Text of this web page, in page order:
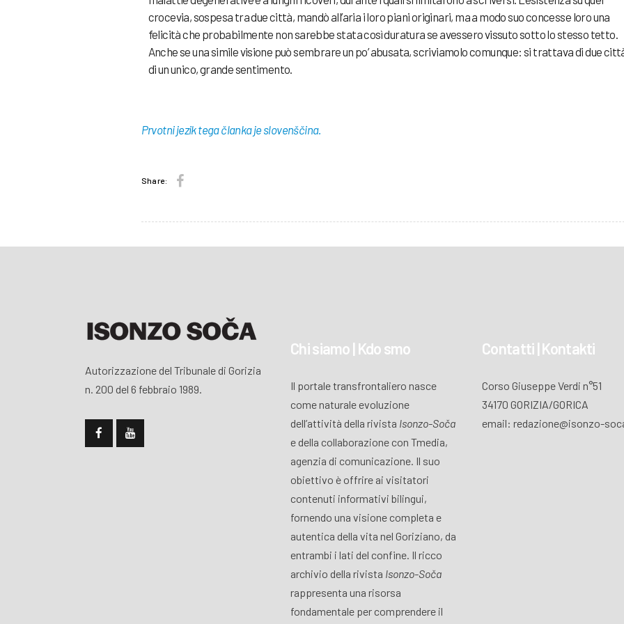
crocevia, sospesa tra due città, mandò all’aria i loro piani originari, ma a modo suo concesse loro una
felicità che probabilmente non sarebbe stata così duratura se avessero vissuto sotto lo stesso tetto.
Anche se una simile visione può sembrare un po’ abusata, scriviamolo comunque: si trattava di due
di un unico, grande sentimento.
Prvotni jezik tega članka je slovenščina.
Share:
Autorizzazione del Tribunale di Gorizia
n. 200 del 6 febbraio 1989.
Chi siamo | Kdo smo
Il portale transfrontaliero nasce
come naturale evoluzione
dell’attività della rivista Isonzo-Soča
e della collaborazione con Tmedia,
agenzia di comunicazione. Il suo
obiettivo è offrire ai visitatori
contenuti informativi bilingui,
fornendo una visione completa e
autentica della vita nel Goriziano, da
entrambi i lati del confine. Il ricco
archivio della rivista Isonzo-Soča
rappresenta una risorsa
fondamentale per comprendere il
Contatti | Kontakti
Corso Giuseppe Verdi n°51
34170 GORIZIA/GORICA
email: redazione@isonzo-